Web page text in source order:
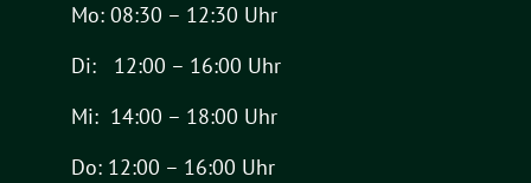
Mo: 08:30 – 12:30 Uhr
Di: 12:00 – 16:00 Uhr
Mi: 14:00 – 18:00 Uhr
Do: 12:00 – 16:00 Uhr